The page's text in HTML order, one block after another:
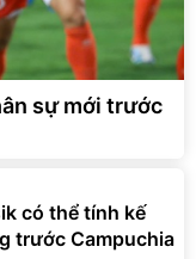
sự mới trước
có thể tính kế
trước Campuchia